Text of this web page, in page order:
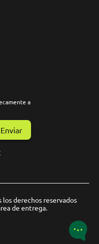
a
Enviar
los derechos reservados
de entrega.